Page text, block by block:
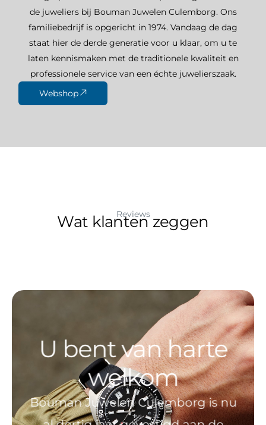
de juweliers bij Bouman Juwelen Culemborg. Ons
familiebedrijf is opgericht in 1974. Vandaag de dag
staat hier de derde generatie voor u klaar, om u te
laten kennismaken met de traditionele kwaliteit en
professionele service van een échte juwelierszaak.
Webshop
Reviews
Wat klanten zeggen
U bent van harte
welkom
Bouman Juwelen Culemborg is nu